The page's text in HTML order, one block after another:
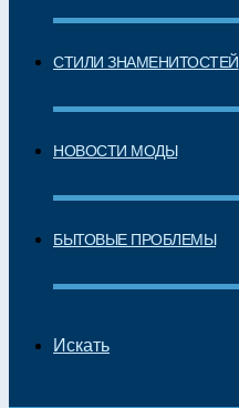
СТИЛИ ЗНАМЕНИТОСТЕЙ
НОВОСТИ МОДЫ
БЫТОВЫЕ ПРОБЛЕМЫ
Искать